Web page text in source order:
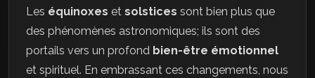
Les équinoxes et solstices sont bien plus que
des phénomènes astronomiques; ils sont des
portails vers un profond bien-être émotionnel
et spirituel. En embrassant ces changements, nous